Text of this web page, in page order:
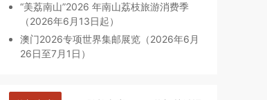
“美荔南山”2026 年南山荔枝旅游消费季
（2026年6月13日起）
澳门2026专项世界集邮展览（2026年6月
26日至7月1日）